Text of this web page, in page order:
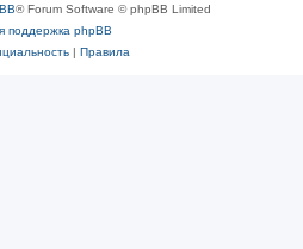
® Forum Software © phpBB Limited
поддержка phpBB
| Правила